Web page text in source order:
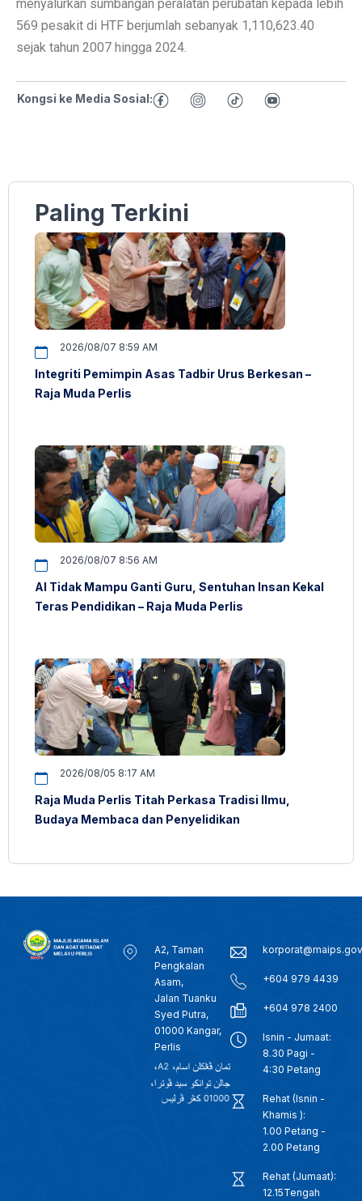
menyalurkan sumbangan peralatan perubatan kepada lebih
569 pesakit di HTF berjumlah sebanyak 1,110,623.40
sejak tahun 2007 hingga 2024.
Kongsi ke Media Sosial:
Paling Terkini
2026/08/07 8:59 AM
Integriti Pemimpin Asas Tadbir Urus Berkesan –
Raja Muda Perlis
2026/08/07 8:56 AM
AI Tidak Mampu Ganti Guru, Sentuhan Insan Kekal
Teras Pendidikan – Raja Muda Perlis
2026/08/05 8:17 AM
Raja Muda Perlis Titah Perkasa Tradisi Ilmu,
Budaya Membaca dan Penyelidikan
A2, Taman
Pengkalan
Asam,
Jalan Tuanku
Syed Putra,
01000 Kangar,
Perlis
+604 979 4439
+604 978 2400
Isnin - Jumaat:
8.30 Pagi -
4:30 Petang
Rehat (Isnin -
Khamis ):
1.00 Petang -
2.00 Petang
Rehat (Jumaat):
12.15Tengah